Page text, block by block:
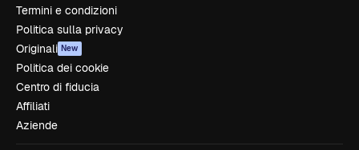
Termini e condizioni
Politica sulla privacy
Originali New
Politica dei cookie
Centro di fiducia
Affiliati
Aziende